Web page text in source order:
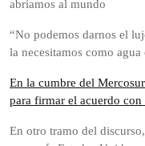
abríamos al mundo
“No podemos darnos el
la necesitamos como
En la cumbre del
para firmar el acuerdo
En otro tramo del